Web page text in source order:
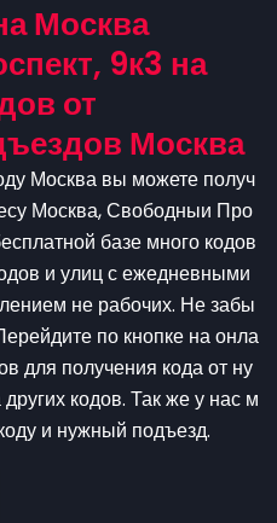
Москва
9к3 на
от
Москва
Москва вы можете получ
Москва, Свободныи Про
базе много кодов
и улиц с ежедневными
не рабочих. Не забы
по кнопке на онла
для получения кода от ну
кодов. Так же у нас м
и нужный подъезд.